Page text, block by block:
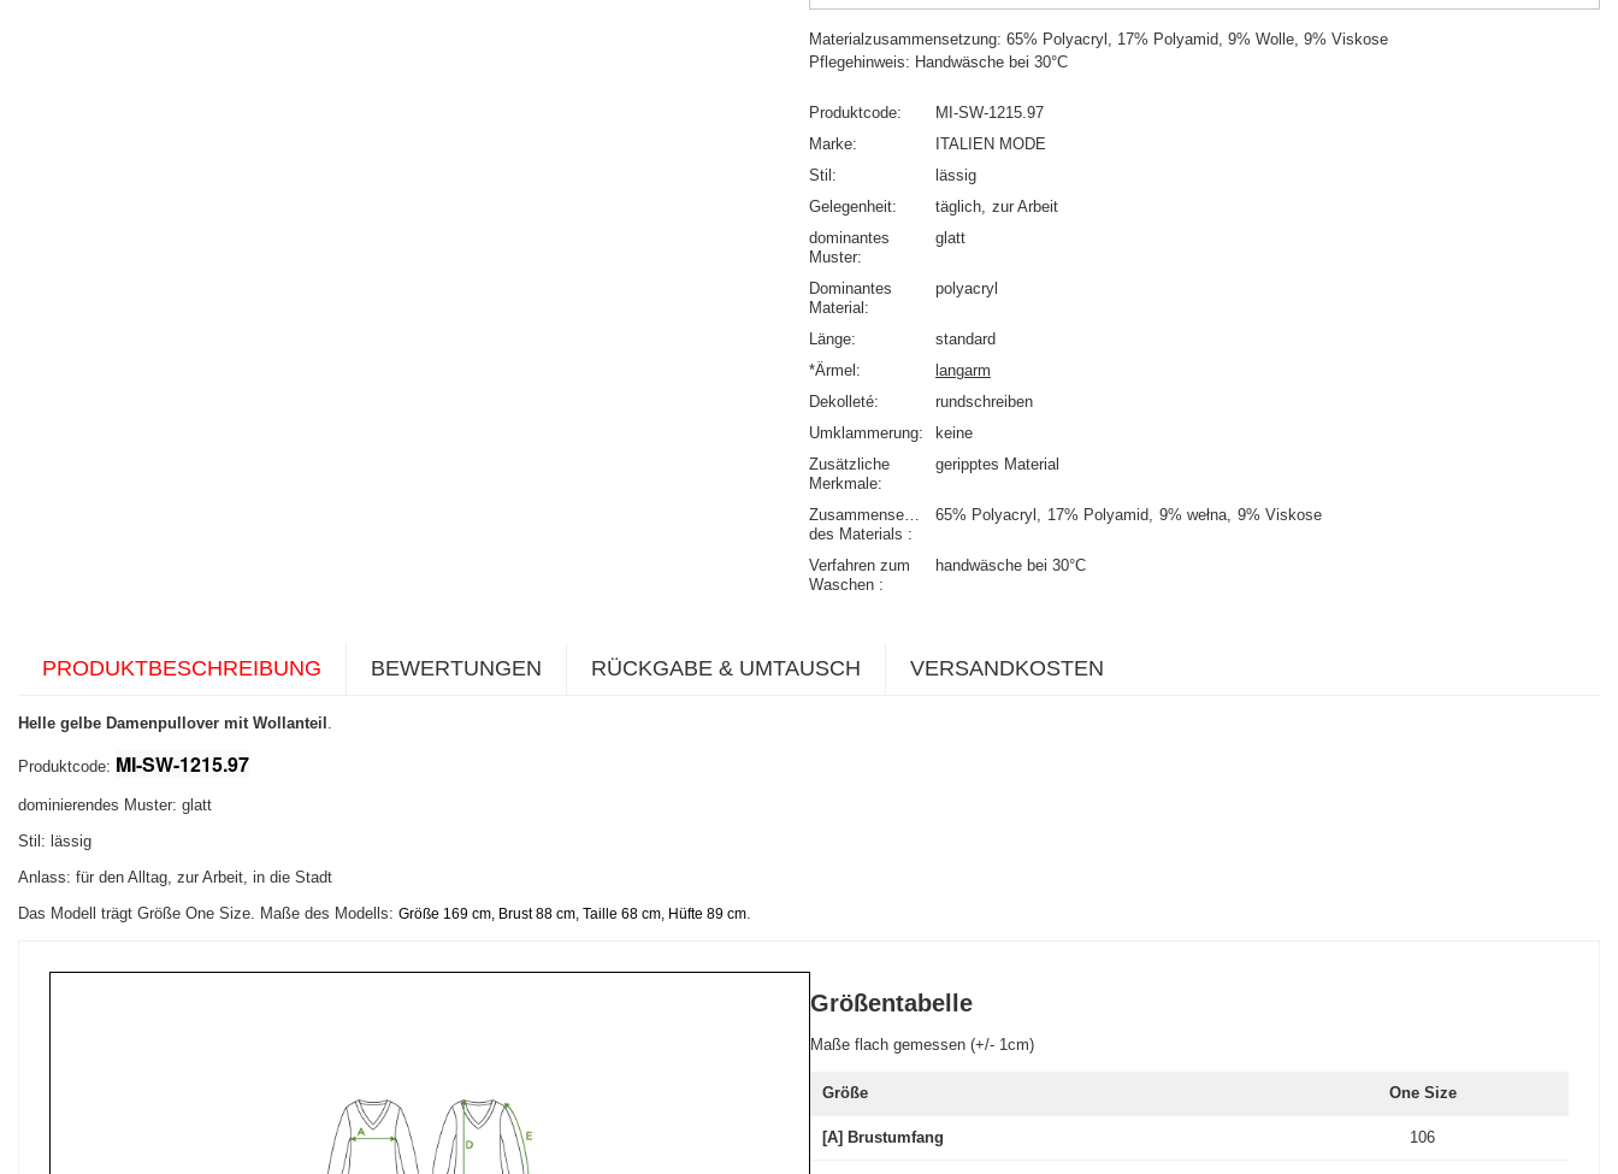
Materialzusammensetzung: 65% Polyacryl, 17% Polyamid, 9% Wolle, 9% Viskose
Pflegehinweis: Handwäsche bei 30°C
Produktcode
MI-SW-1215.97
Marke
ITALIEN MODE
Stil
lässig
Gelegenheit
täglich zur Arbeit
dominantes
Muster
glatt
Dominantes
Material
polyacryl
Länge
standard
*Ärmel
langarm
Dekolleté
rundschreiben
Umklammerung
keine
Zusätzliche
Merkmale
geripptes Material
Zusammensetzung
des Materials
65% Polyacryl 17% Polyamid 9% wełna 9% Viskose
Verfahren zum
Waschen
handwäsche bei 30°C
PRODUKTBESCHREIBUNG BEWERTUNGEN RÜCKGABE & UMTAUSCH VERSANDKOSTEN
Helle gelbe Damenpullover mit Wollanteil
Produktcode: MI-SW-1215.97
dominierendes Muster: glatt
Stil: lässig
Anlass: für den Alltag, zur Arbeit, in die Stadt
Das Modell trägt Größe One Size. Maße des Modells: Größe 169 cm, Brust 88 cm, Taille 68 cm, Hüfte 89 cm
Größentabelle
Maße flach gemessen (+/- 1cm)
Größe One Size
[A] Brustumfang 106